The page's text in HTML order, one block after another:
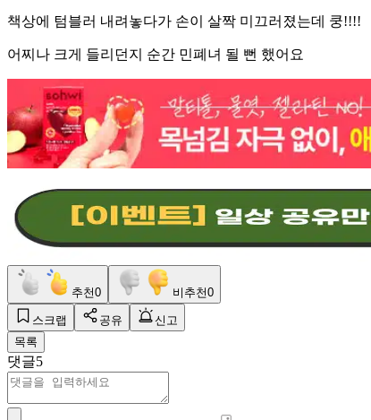
책상에 텀블러 내려놓다가 손이 살짝 미끄러졌는데 쿵!!!!
어찌나 크게 들리던지 순간 민폐녀 될 뻔 했어요
추천0 비추천0
스크랩 공유
신고
목록
댓글5